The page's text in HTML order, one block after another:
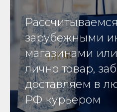
зарубежными
магазинами
лично товар,
доставляем в
РФ курьером